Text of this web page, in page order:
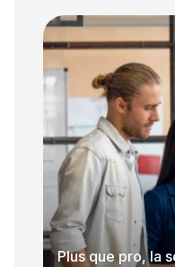
Plus que pro, la